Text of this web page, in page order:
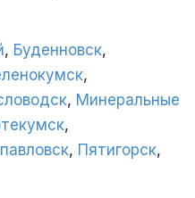
, Буденновск,
,
, Минеральные
,
, Пятигорск,